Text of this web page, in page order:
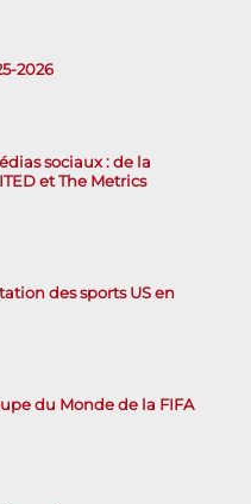
2026
sociaux : de la
et The Metrics
des sports US en
du Monde de la FIFA